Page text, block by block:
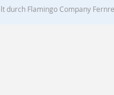
durch Flamingo Company